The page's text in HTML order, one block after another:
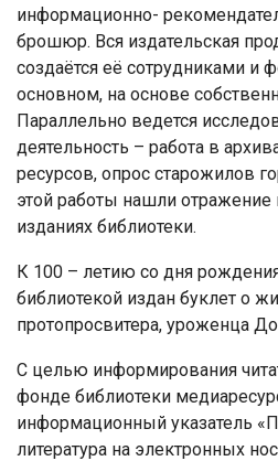
информационно-
брошюр. Вся издательская
создаётся её сотрудниками и
основном, на основе
Параллельно ведется
деятельность – работа в
ресурсов, опрос старожилов
этой работы нашли отражение
изданиях библиотеки.
К 100 – летию со дня
библиотекой издан буклет о
протопросвитера, уроженца
С целью информирования
фонде библиотеки
информационный указатель
литература на электронных